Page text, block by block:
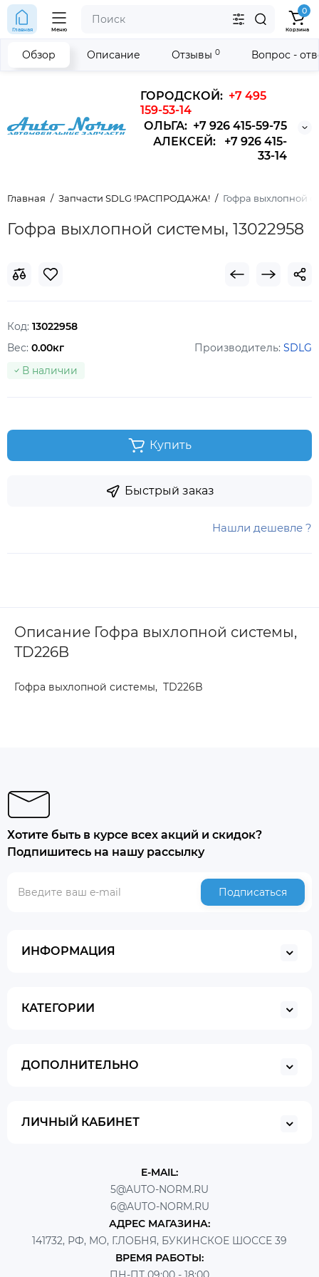
ГОРОДСКОЙ: +7 495
159-53-14
ОЛЬГА: +7 926 415-59-75
АЛЕКСЕЙ: +7 926 415-
33-14
Главная Меню
0
Корзина
Главная Запчасти SDLG !РАСПРОДАЖА! Гофра выхлопной
Гофра выхлопной системы, 13022958
Обзор Описание Отзывы 0 Вопрос -
Код: 13022958
Производитель: SDLG
В наличии
Вес: 0.00кг
Купить
Быстрый заказ
Нашли дешевле ?
Описание Гофра выхлопной системы,
TD226B
Гофра выхлопной системы, TD226B
Хотите быть в курсе всех акций и скидок?
Подпишитесь на нашу рассылку
Подписаться
ИНФОРМАЦИЯ
КАТЕГОРИИ
ДОПОЛНИТЕЛЬНО
ЛИЧНЫЙ КАБИНЕТ
E-MAIL:
5@AUTO-NORM.RU
6@AUTO-NORM.RU
АДРЕС МАГАЗИНА:
141732, РФ, МО, Г.ЛОБНЯ, БУКИНСКОЕ ШОССЕ 39
ВРЕМЯ РАБОТЫ: